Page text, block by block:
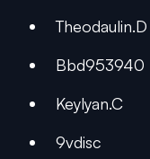
Theodaulin.D
Bbd953940
Keylyan.C
9vdisc